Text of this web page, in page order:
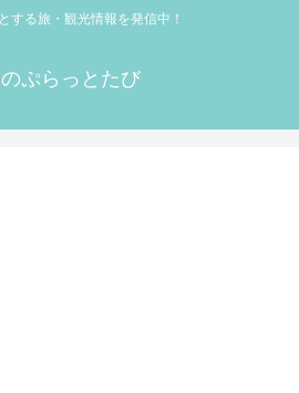
する旅・観光情報を発信中！
ぷらっとたび